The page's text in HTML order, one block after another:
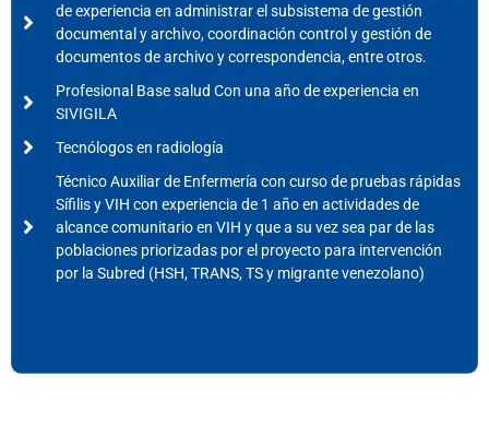
de experiencia en administrar el subsistema de gestión
documental y archivo, coordinación control y gestión de
documentos de archivo y correspondencia, entre otros.
Profesional Base salud Con una año de experiencia en
SIVIGILA
Tecnólogos en radiología
Técnico Auxiliar de Enfermería con curso de pruebas rápidas
Sífilis y VIH con experiencia de 1 año en actividades de
alcance comunitario en VIH y que a su vez sea par de las
poblaciones priorizadas por el proyecto para intervención
por la Subred (HSH, TRANS, TS y migrante venezolano)